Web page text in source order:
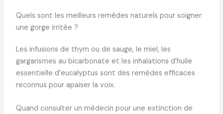
Quels sont les meilleurs remèdes naturels pour soigner
une gorge irritée ?
Les infusions de thym ou de sauge, le miel, les
gargarismes au bicarbonate et les inhalations d’huile
essentielle d’eucalyptus sont des remèdes efficaces
reconnus pour apaiser la voix.
Quand consulter un médecin pour une extinction de